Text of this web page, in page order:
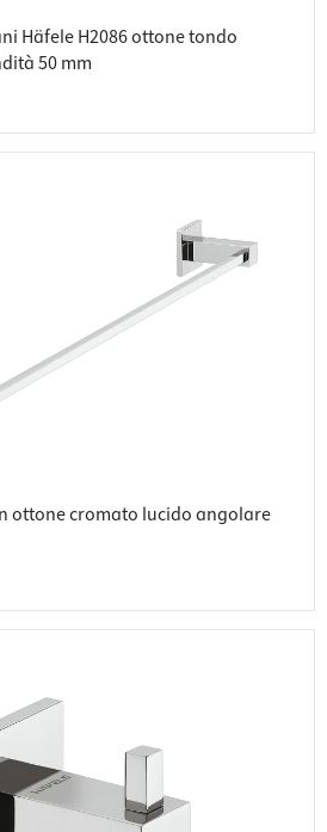
Häfele H2086 ottone tondo
50 mm
ottone cromato lucido angolare